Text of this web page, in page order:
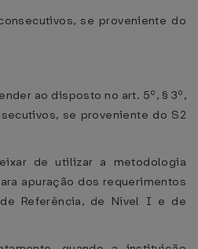
se proveniente do
ao disposto no art. 5º, § 3º,
se proveniente do S2
de utilizar a metodologia
apuração dos requerimentos
Referência, de Nível I e de